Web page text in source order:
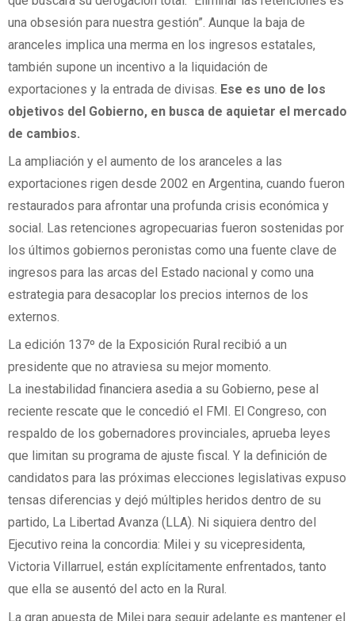
una obsesión para nuestra gestión”. Aunque la baja de
aranceles implica una merma en los ingresos estatales,
también supone un incentivo a la liquidación de
exportaciones y la entrada de divisas. Ese es uno de los
objetivos del Gobierno, en busca de aquietar el mercado
de cambios.
La ampliación y el aumento de los aranceles a las
exportaciones rigen desde 2002 en Argentina, cuando fueron
restaurados para afrontar una profunda crisis económica y
social. Las retenciones agropecuarias fueron sostenidas por
los últimos gobiernos peronistas como una fuente clave de
ingresos para las arcas del Estado nacional y como una
estrategia para desacoplar los precios internos de los
externos.
La edición 137º de la Exposición Rural recibió a un
presidente que no atraviesa su mejor momento.
La inestabilidad financiera asedia a su Gobierno, pese al
reciente rescate que le concedió el FMI. El Congreso, con
respaldo de los gobernadores provinciales, aprueba leyes
que limitan su programa de ajuste fiscal. Y la definición de
candidatos para las próximas elecciones legislativas expuso
tensas diferencias y dejó múltiples heridos dentro de su
partido, La Libertad Avanza (LLA). Ni siquiera dentro del
Ejecutivo reina la concordia: Milei y su vicepresidenta,
Victoria Villarruel, están explícitamente enfrentados, tanto
que ella se ausentó del acto en la Rural.
La gran apuesta de Milei para seguir adelante es mantener el